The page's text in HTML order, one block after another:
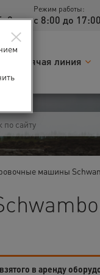
2
Режим работы:
с 8:00 до
Горячая линия
машины
в аренду
×